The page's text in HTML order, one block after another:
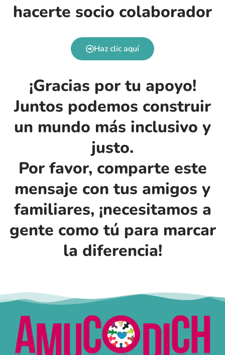
hacerte socio colaborador
Haz clic aquí
¡Gracias por tu apoyo!
Juntos podemos construir
un mundo más inclusivo y
justo.
Por favor, comparte este
mensaje con tus amigos y
familiares, ¡necesitamos a
gente como tú para marcar
la diferencia!